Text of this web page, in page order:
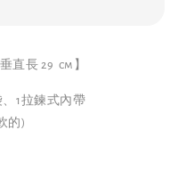
直長 29 cm】
1拉鍊式內帶
的)